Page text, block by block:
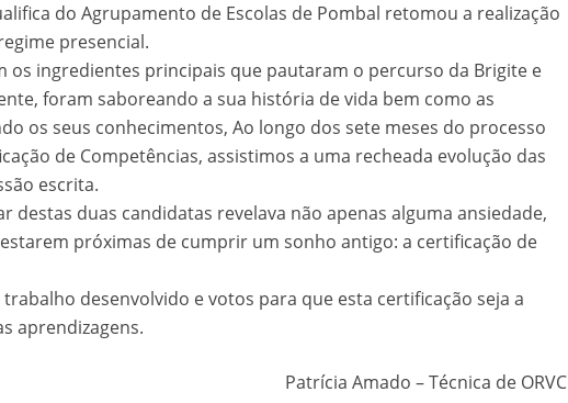
do Agrupamento de Escolas de Pombal retomou a realização
presencial.
os ingredientes principais que pautaram o percurso da Brigite e
foram saboreando a sua história de vida bem como as
os seus conhecimentos, Ao longo dos sete meses do processo
de Competências, assistimos a uma recheada evolução das
escrita.
destas duas candidatas revelava não apenas alguma ansiedade,
próximas de cumprir um sonho antigo: a certificação de
desenvolvido e votos para que esta certificação seja a
aprendizagens.
Patrícia Amado – Técnica de ORVC